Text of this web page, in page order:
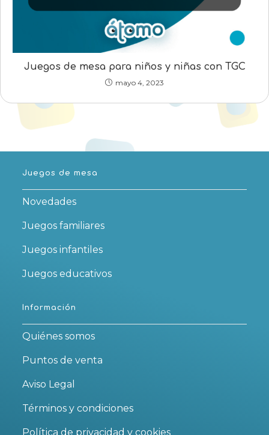
Juegos de mesa para niños y niñas con TGC
mayo 4, 2023
Juegos de mesa
Novedades
Juegos familiares
Juegos infantiles
Juegos educativos
Información
Quiénes somos
Puntos de venta
Aviso Legal
Términos y condiciones
Política de privacidad y cookies